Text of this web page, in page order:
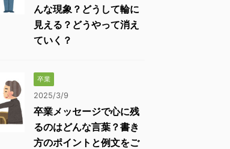
んな現象？どうして輪に
見える？どうやって消え
ていく？
卒業
2025/3/9
卒業メッセージで心に残
るのはどんな言葉？書き
方のポイントと例文をご